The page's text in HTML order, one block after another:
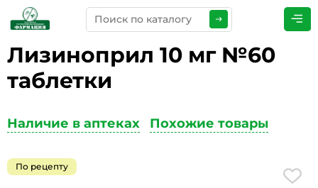
Лизиноприл 10 мг №60
таблетки
Наличие в аптеках Похожие товары
По рецепту
ПРЕДСТАВЬТЕСЬ *
ТЕЛЕФОН *